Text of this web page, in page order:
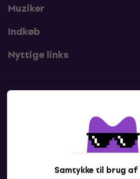
Samtykke til brug
Muziker
Indkøb
Nyttige links
Kontakt os